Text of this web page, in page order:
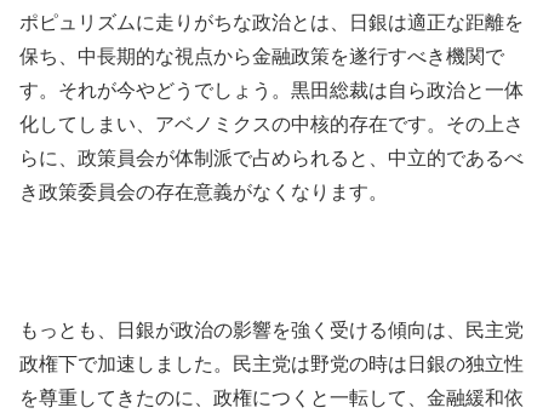
ポピュリズムに走りがちな政治とは、日銀は適正な距離を
保ち、中長期的な視点から金融政策を遂行すべき機関で
す。それが今やどうでしょう。黒田総裁は自ら政治と一体
化してしまい、アベノミクスの中核的存在です。その上さ
らに、政策員会が体制派で占められると、中立的であるべ
き政策委員会の存在意義がなくなります。
もっとも、日銀が政治の影響を強く受ける傾向は、民主党
政権下で加速しました。民主党は野党の時は日銀の独立性
を尊重してきたのに、政権につくと一転して、金融緩和依